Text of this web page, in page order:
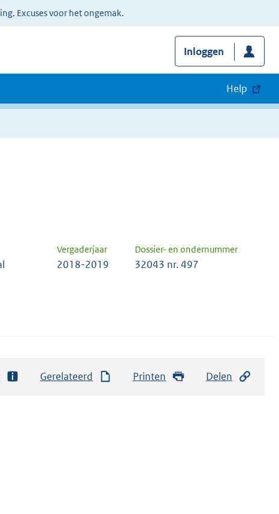
Excuses voor het ongemak.
Inloggen
Help
Vergaderjaar Dossier- en ondernummer
2018-2019 32043 nr. 497
Gerelateerd Printen Delen